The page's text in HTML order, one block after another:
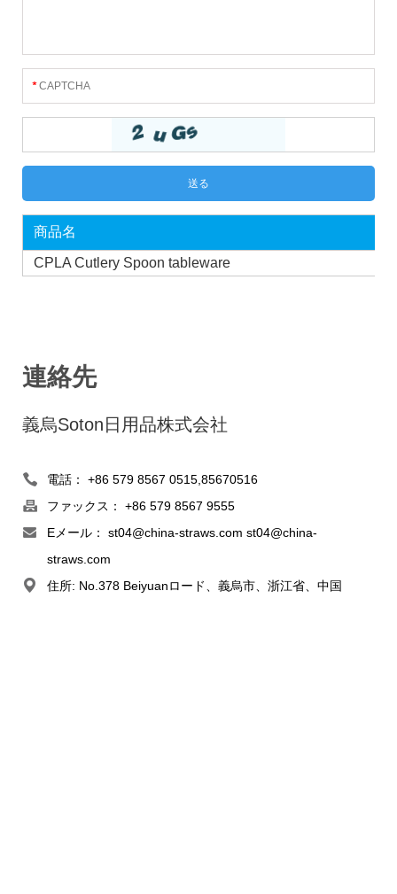
商品名
CPLA Cutlery Spoon tableware
連絡先
義烏Soton日用品株式会社
電話： +86 579 8567 0515,85670516
ファックス： +86 579 8567 9555
Eメール： st04@china-straws.com st04@china-
straws.com
住所: No.378 Beiyuanロード、義烏市、浙江省、中国